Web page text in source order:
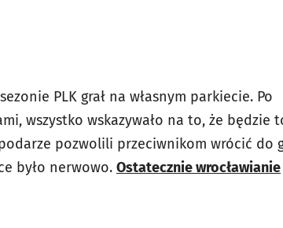
PLK grał na własnym parkiecie. Po
wszystko wskazywało na to, że będzie
pozwolili przeciwnikom wrócić do
było nerwowo. Ostatecznie wrocławianie